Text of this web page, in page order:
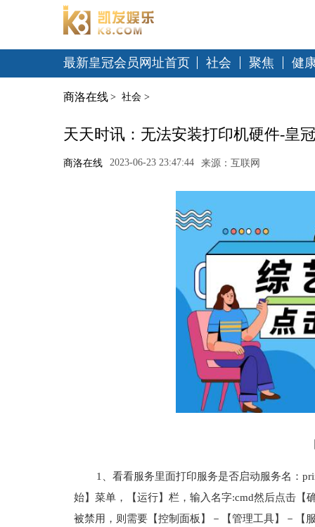
最新皇冠会员网址首页 社会 聚焦 健
商洛在线 > 社会 >
天天时讯：无法安装打印机硬件-皇
商洛在线 2023-06-23 23:47:44 来源：互联网
1、看看服务里面打印服务是否启动服务名：
始】菜单，【运行】栏，输入名字:cmd然后点击【
被禁用，则需要【控制面板】－【管理工具】－【